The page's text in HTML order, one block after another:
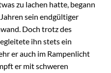
zu lachen hatte, begann
sein endgültiger
Doch trotz des
ihn stets ein
er auch im Rampenlicht
er mit schweren